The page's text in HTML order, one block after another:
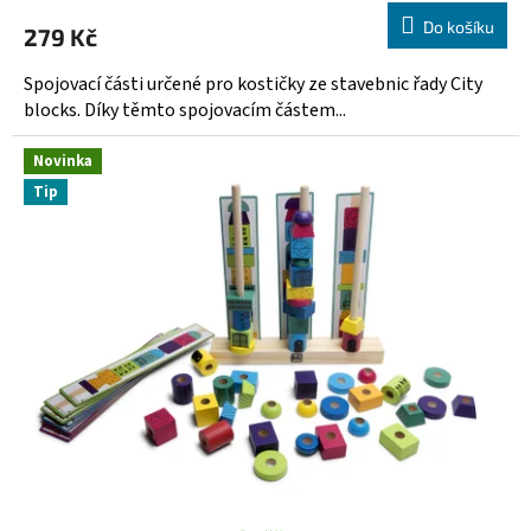
279 Kč Do košíku
Spojovací části určené pro kostičky ze stavebnic řady City
blocks. Díky těmto spojovacím částem...
Novinka
Tip